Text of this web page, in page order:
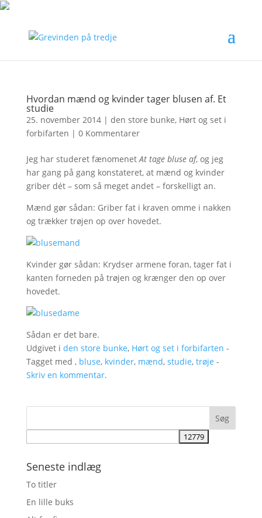
Hvordan mænd og kvinder tager blusen af. Et
studie
25. november 2014| den store bunke, Hørt og set i
forbifarten | 0 Kommentarer
Jeg har studeret fænomenetAt tage bluse af, og jeg
har gang på gang konstateret, at mænd og kvinder
griber dét – som så meget andet – forskelligt an.
Mænd gør sådan: Griber fat i kraven omme i nakken
og trækker trøjen op over hovedet.
Kvinder gør sådan: Krydser armene foran, tager fat i
kanten forneden på trøjen og krænger den op over
hovedet.
Sådan er det bare.
Udgivet i den store bunke, Hørt og set i forbifarten -
Tagget med , bluse, kvinder, mænd, studie, trøje -
Skriv en kommentar.
Seneste indlæg
To titler
En lille buks